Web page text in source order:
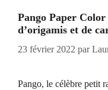
Pango Paper
d’origamis et de
23 février 2022 par
Pango, le célèbre petit